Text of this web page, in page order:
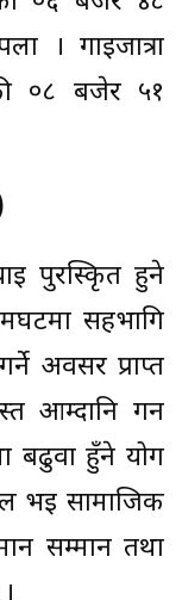
। गाईजात्रा
०८ बजेर ५१
पुरस्किृत हुने
सहभागि
अवसर प्राप्त
आम्दानि गर्न
बढुवा हुँने योग
भई सामाजिक
सम्मान तथा